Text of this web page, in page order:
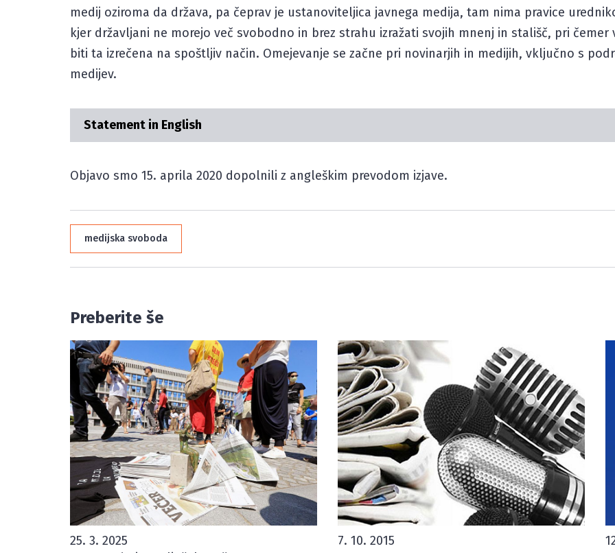
medij oziroma da država, pa čeprav je ustanoviteljica javnega medija, tam nima pravice
kjer državljani ne morejo več svobodno in brez strahu izražati svojih mnenj in stališč, pri
biti ta izrečena na spoštljiv način. Omejevanje se začne pri novinarjih in medijih, vključno s
medijev.
Statement in English
Objavo smo 15. aprila 2020 dopolnili z angleškim prevodom izjave.
medijska svoboda
Preberite še
25. 3. 2025
7. 10. 2015